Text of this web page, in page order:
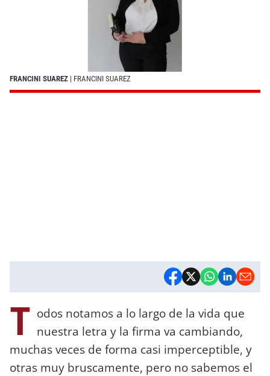
FRANCINI SUAREZ | FRANCINI SUAREZ
T odos notamos a lo largo de la vida que
nuestra letra y la firma va cambiando,
muchas veces de forma casi imperceptible, y
otras muy bruscamente, pero no sabemos el